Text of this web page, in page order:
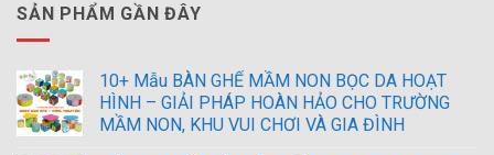
SẢN PHẨM GẦN ĐÂY
10+ Mẫu BÀN GHẾ MẦM NON BỌC DA HOẠT
HÌNH – GIẢI PHÁP HOÀN HẢO CHO TRƯỜNG
MẦM NON, KHU VUI CHƠI VÀ GIA ĐÌNH